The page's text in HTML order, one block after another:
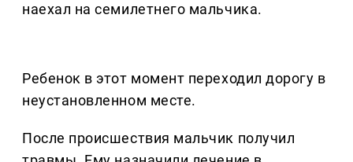
наехал на семилетнего мальчика.
Ребенок в этот момент переходил дорогу в
неустановленном месте.
После происшествия мальчик получил